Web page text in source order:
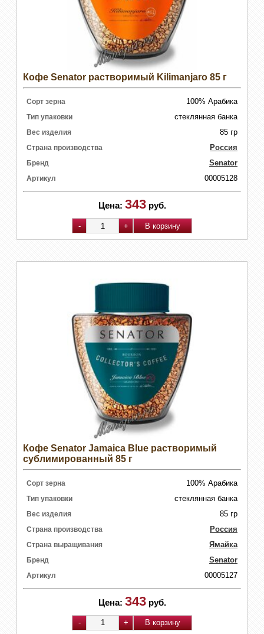
Кофе Senator растворимый Kilimanjaro 85 г
Сорт зерна 100% Арабика
Тип упаковки стеклянная банка
Вес изделия 85 гр
Страна производства Россия
Бренд Senator
Артикул 00005128
Цена: 343 руб.
Кофе Senator Jamaica Blue растворимый
сублимированный 85 г
Сорт зерна 100% Арабика
Тип упаковки стеклянная банка
Вес изделия 85 гр
Страна производства Россия
Страна выращивания Ямайка
Бренд Senator
Артикул 00005127
Цена: 343 руб.